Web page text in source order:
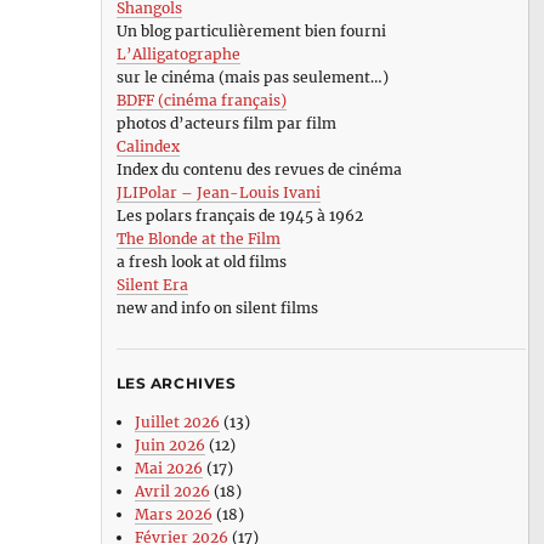
Shangols
Un blog particulièrement bien fourni
L’Alligatographe
sur le cinéma (mais pas seulement…)
BDFF (cinéma français)
photos d’acteurs film par film
Calindex
Index du contenu des revues de cinéma
JLIPolar – Jean-Louis Ivani
Les polars français de 1945 à 1962
The Blonde at the Film
a fresh look at old films
Silent Era
new and info on silent films
LES ARCHIVES
Juillet 2026 (13)
Juin 2026 (12)
Mai 2026 (17)
Avril 2026 (18)
Mars 2026 (18)
Février 2026 (17)